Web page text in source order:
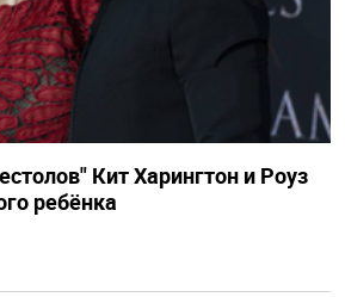
Кит Харингтон и Роуз
ребёнка